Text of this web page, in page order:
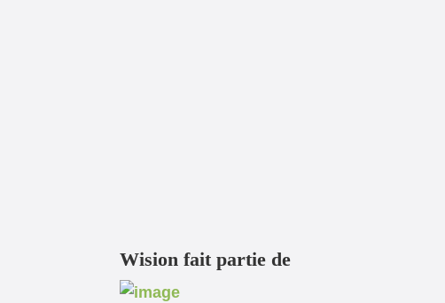
Wision fait partie de